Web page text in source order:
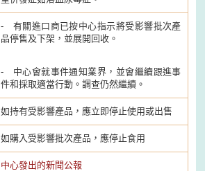
- 有關進口商已按中心指示將受影響批次產
品停售及下架，並展開回收。
- 中心會就事件通知業界，並會繼續跟進事
件和採取適當行動。調查仍然繼續。
如持有受影響產品，應立即停止使用或出售
如購入受影響批次產品，應停止食用
中心發出的新聞公報